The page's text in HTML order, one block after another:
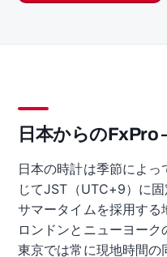
日本からのFxPro
日本の時計は季節によ
じてJST（UTC+9）に固
サマータイムを採用する
ロンドンとニューヨー
東京では常に現地時間の